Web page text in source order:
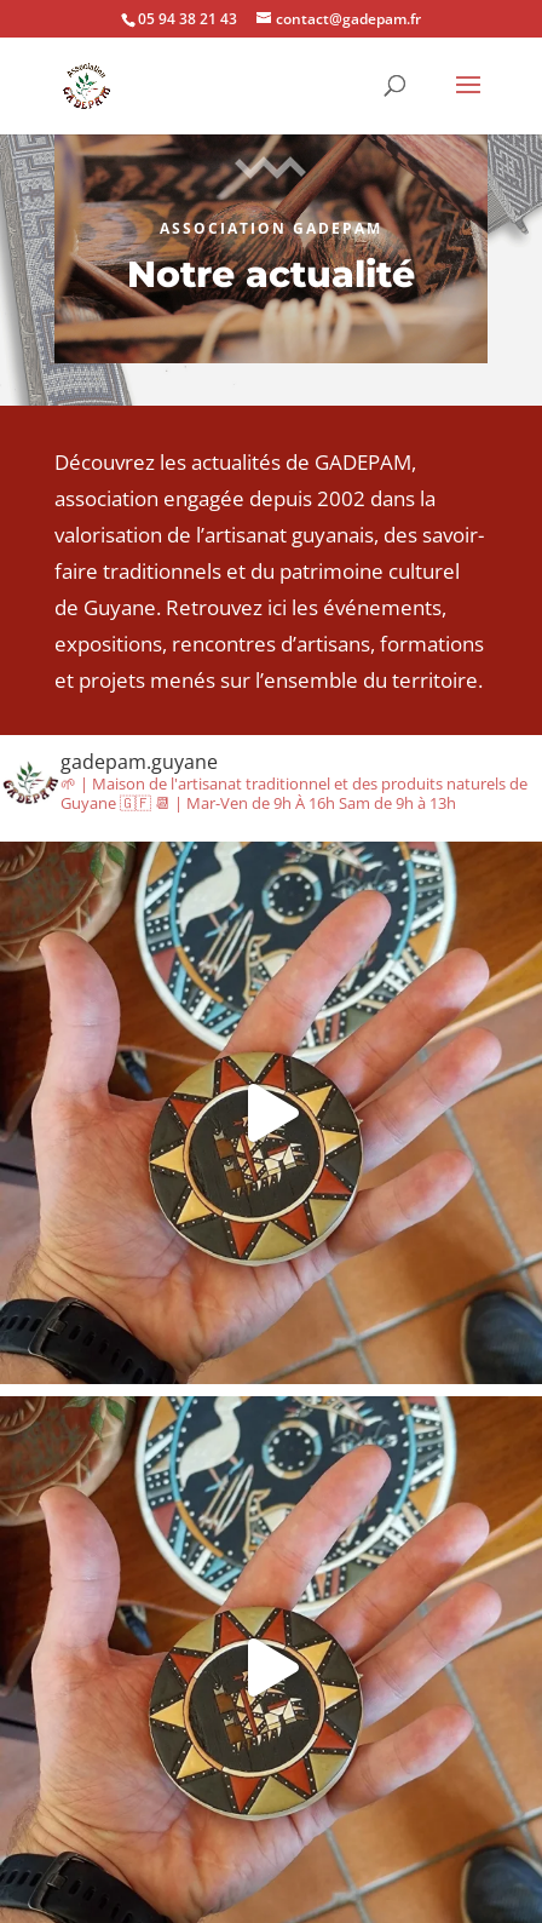
05 94 38 21 43 contact@gadepam.fr
ASSOCIATION GADEPAM
Notre actualité
Découvrez les actualités de GADEPAM,
association engagée depuis 2002 dans la
valorisation de l’artisanat guyanais, des savoir-
faire traditionnels et du patrimoine culturel
de Guyane. Retrouvez ici les événements,
expositions, rencontres d’artisans, formations
et projets menés sur l’ensemble du territoire.
gadepam.guyane
🌱 | Maison de l'artisanat traditionnel et des produits naturels de
Guyane 🇬🇫 📆 | Mar-Ven de 9h À 16h Sam de 9h à 13h